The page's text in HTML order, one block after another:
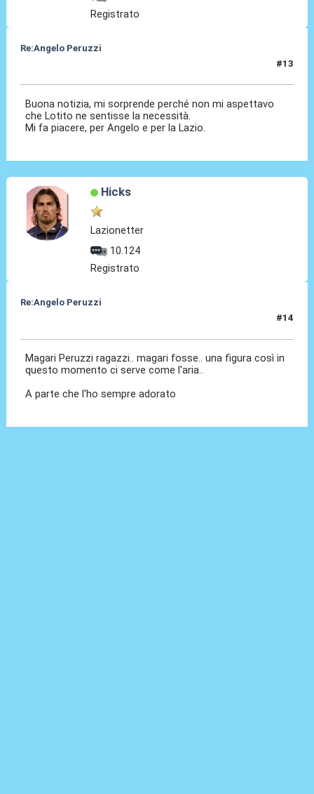
Registrato
Re:Angelo Peruzzi
#13
Buona notizia, mi sorprende perché non mi aspettavo
che Lotito ne sentisse la necessità.
Mi fa piacere, per Angelo e per la Lazio.
Hicks
Lazionetter
10.124
Registrato
Re:Angelo Peruzzi
#14
Magari Peruzzi ragazzi.. magari fosse.. una figura così in
questo momento ci serve come l'aria..
A parte che l'ho sempre adorato